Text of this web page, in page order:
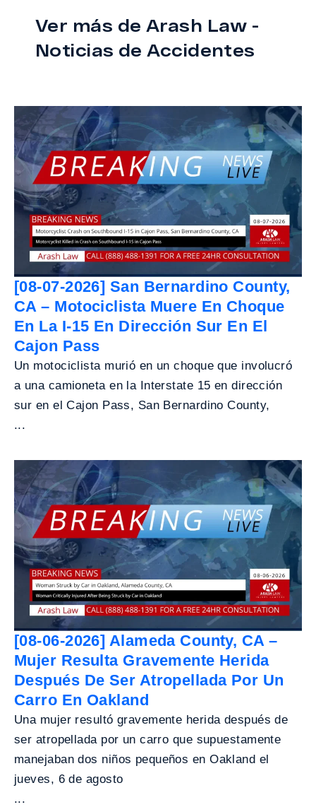
Ver más de Arash Law -
Noticias de Accidentes
[08-07-2026] San Bernardino County,
CA – Motociclista Muere En Choque
En La I-15 En Dirección Sur En El
Cajon Pass
Un motociclista murió en un choque que involucró
a una camioneta en la Interstate 15 en dirección
sur en el Cajon Pass, San Bernardino County,
...
[08-06-2026] Alameda County, CA –
Mujer Resulta Gravemente Herida
Después De Ser Atropellada Por Un
Carro En Oakland
Una mujer resultó gravemente herida después de
ser atropellada por un carro que supuestamente
manejaban dos niños pequeños en Oakland el
jueves, 6 de agosto
...